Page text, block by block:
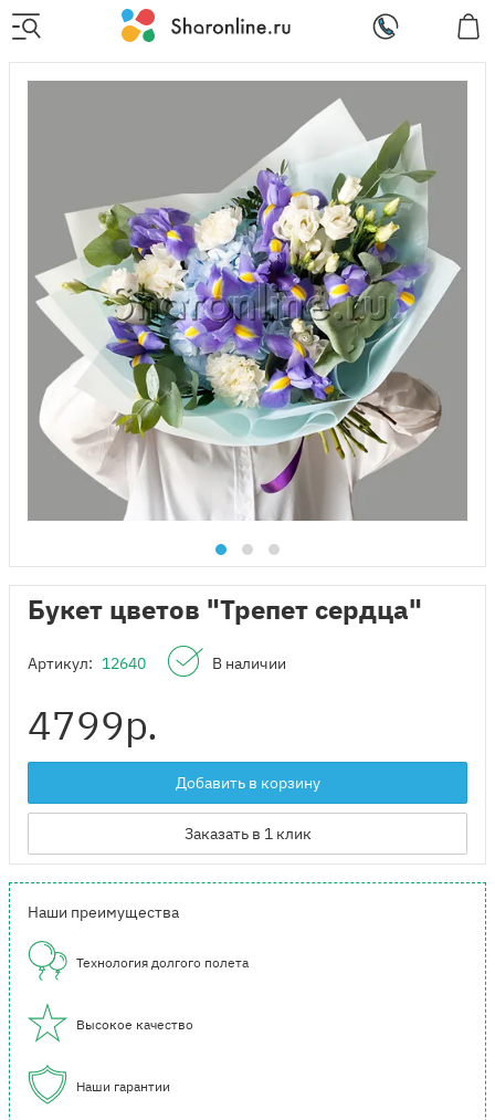
Букет цветов "Трепет сердца"
Артикул: 12640 В наличии
4799р.
Добавить в корзину
Заказать в 1 клик
Наши преимущества
Технология долгого полета
Высокое качество
Наши гарантии